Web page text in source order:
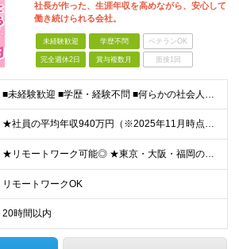
社長が作った、生涯年収を高めながら、安心して
働き続けられる会社。
未経験歓迎 学歴不問 ベテランOK
完全週休2日 賞与複数月 面接1回
■未経験歓迎 ■学歴・経験不問 ■何らかの社会人経験がある方 ＜こんな方に向いています！＞ ・頑張った分評価されたい方 ・将来役立つ知識を身につけたい方 ・新しいことを学ぶのが好きな方 ・趣味
★社員の平均年収940万円（※2025年11月時点） ★転職者は全員収入アップを実現 ★入社半年で昇給した実績あり！ 【営業未経験】 月給35万8,000円～（固定残業代含む）＋インセンティブ ＋賞
★リモートワーク可能◎ ★東京・大阪・福岡の3拠点で募集中／ご希望の勤務地で配属します ★転勤なし ＜東京支店＞ 東京都港区三田1丁目4番28号 三田国際ビル2階 ＜大阪本社＞ 大阪府大阪市北区梅
リモートワークOK
20時間以内